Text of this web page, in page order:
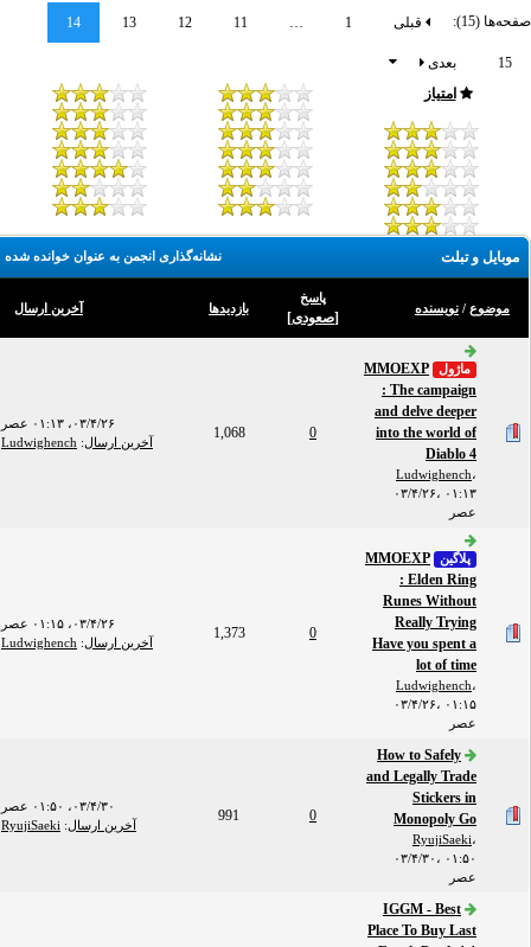
(15): قبلی …
11
12
13
14
15
بعدی
امتیاز
نشانه‌گذاری انجمن به عنوان خوانده شده موبایل و تبلت
موضوع/ نویسنده
پاسخ
صعودی]
بازدید‌ها آخرین ارسال
ماژول
MMOEXP
: The campaign
and delve deeper
into the world of
Diablo 4
Ludwighench
۰۳/۴/۲۶، ۰۱:۱۳
عصر
1,068
۰۳/۴/۲۶، ۰۱:۱۳ عصر
آخرین ارسال:
Ludwighench
پلاگین
MMOEXP
: Elden Ring
Runes Without
Really Trying
Have you spent a
lot of time
Ludwighench
۰۳/۴/۲۶، ۰۱:۱۵
عصر
1,373
۰۳/۴/۲۶، ۰۱:۱۵ عصر
آخرین ارسال:
Ludwighench
How to Safely
and Legally Trade
Stickers in
Monopoly Go
RyujiSaeki
۰۳/۴/۳۰، ۰۱:۵۰
عصر
991
۰۳/۴/۳۰، ۰۱:۵۰ عصر
آخرین ارسال:
RyujiSaeki
IGGM - Best
Place To Buy Last